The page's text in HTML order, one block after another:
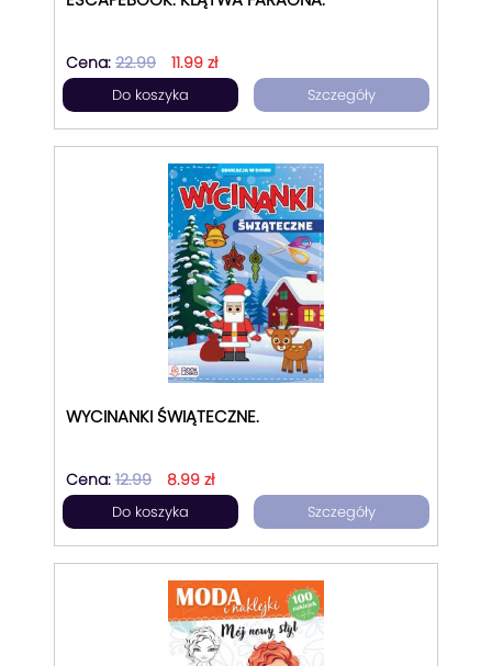
Cena: 22.99 11.99 zł
Do koszyka Szczegóły
WYCINANKI ŚWIĄTECZNE.
Cena: 12.99 8.99 zł
Do koszyka Szczegóły